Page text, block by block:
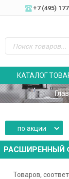
+7 (495)
КАТАЛОГ
РАСШИРЕННЫЙ
по акции
Товаров,